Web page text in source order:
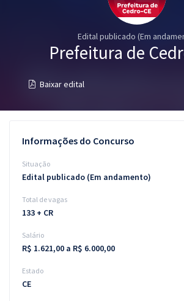
Conteúdo gratuito
Aprovados
Edital publicado (Em
Prefeitura de
Baixar edital
Informações do Concurso
Situação
Edital publicado (Em andamento)
Total de vagas
133 + CR
Salário
R$ 1.621,00 a R$ 6.000,00
Estado
CE